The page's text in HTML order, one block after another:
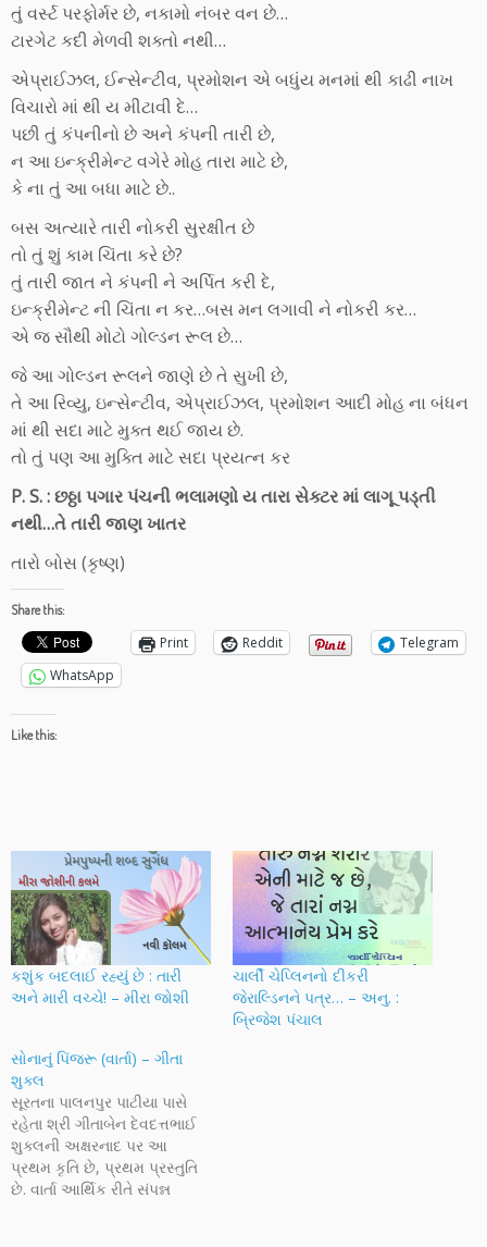
તું વર્સ્ટ પરફોર્મર છે, નકામો નંબર વન છે…
ટારગેટ કદી મેળવી શક્તો નથી…
એપ્રાઈઝલ, ઈન્સેન્ટીવ, પ્રમોશન એ બધુંય મનમાં થી કાઢી નાખ
વિચારો માં થી ય મીટાવી દે…
પછી તું કંપનીનો છે અને કંપની તારી છે,
ન આ ઇન્ક્રીમેન્ટ વગેરે મોહ તારા માટે છે,
કે ના તું આ બધા માટે છે..
બસ અત્યારે તારી નોકરી સુરક્ષીત છે
તો તું શું કામ ચિંતા કરે છે?
તું તારી જાત ને કંપની ને અર્પિત કરી દે,
ઇન્ક્રીમેન્ટ ની ચિંતા ન કર…બસ મન લગાવી ને નોકરી કર…
એ જ સૌથી મોટો ગોલ્ડન રૂલ છે…
જે આ ગોલ્ડન રૂલને જાણે છે તે સુખી છે,
તે આ રિવ્યુ, ઇન્સેન્ટીવ, એપ્રાઈઝલ, પ્રમોશન આદી મોહ ના બંધન
માં થી સદા માટે મુક્ત થઈ જાય છે.
તો તું પણ આ મુક્તિ માટે સદા પ્રયત્ન કર
P. S. : છઠ્ઠા પગાર પંચની ભલામણો ય તારા સેક્ટર માં લાગૂ પડ્તી
નથી…તે તારી જાણ ખાતર
તારો બોસ (કૃષ્ણ)
Share this:
Print Reddit
Telegram
WhatsApp
Like this:
કશુંક બદલાઈ રહ્યું છે : તારી
અને મારી વચ્ચે! – મીરા જોશી
ચાર્લી ચેપ્લિનનો દીકરી
જેરાલ્ડિનને પત્ર… – અનુ. :
બ્રિજેશ પંચાલ
સોનાનું પિંજરૂ (વાર્તા) – ગીતા
શુક્લ
સૂરતના પાલનપુર પાટીયા પાસે
રહેતા શ્રી ગીતાબેન દેવદત્તભાઈ
શુક્લની અક્ષરનાદ પર આ
પ્રથમ કૃતિ છે, પ્રથમ પ્રસ્તુતિ
છે. વાર્તા આર્થિક રીતે સંપન્ન